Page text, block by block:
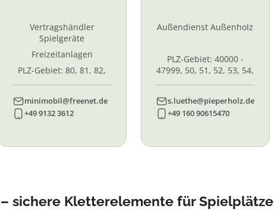
Vertragshändler
Spielgeräte
Freizeitanlagen
PLZ-Gebiet: 80, 81, 82,
minimobil@freenet.de
+49 9132 3612
Außendienst Außenholz
PLZ-Gebiet: 40000 -
47999, 50, 51, 52, 53, 54,
s.luethe@pieperholz.de
+49 160 90615470
sichere Kletterelemente für Spielplätze